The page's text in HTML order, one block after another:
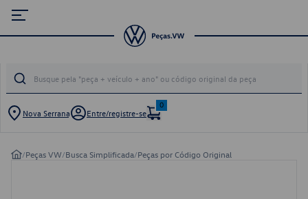
Nova Serrana Entre/registre-se
0
/Peças VW/Busca Simplificada/Peças por Código Original